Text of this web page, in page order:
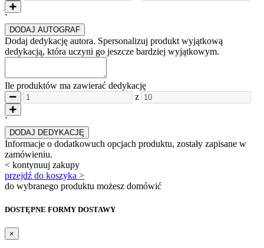
`
DODAJ AUTOGRAF
Dodaj dedykację autora. Spersonalizuj produkt wyjątkową
dedykacją, która uczyni go jeszcze bardziej wyjątkowym.
Ile produktów ma zawierać dedykację
z
`
DODAJ DEDYKACJĘ
Informacje o dodatkowuch opcjach produktu, zostały zapisane w
zamówieniu.
< kontynuuj zakupy
przejdź do koszyka >
do wybranego produktu możesz domówić
DOSTĘPNE FORMY DOSTAWY
×